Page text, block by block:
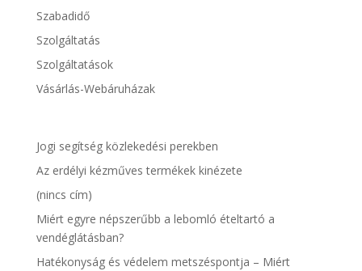
Szabadidő
Szolgáltatás
Szolgáltatások
Vásárlás-Webáruházak
Jogi segítség közlekedési perekben
Az erdélyi kézműves termékek kinézete
(nincs cím)
Miért egyre népszerűbb a lebomló ételtartó a
vendéglátásban?
Hatékonyság és védelem metszéspontja – Miért